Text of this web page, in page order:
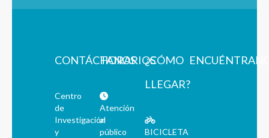
CONTÁCTANOS
Centro
de
Investigación
y
HORARIOS
Atención
al
público
¿CÓMO
LLEGAR?
BICICLETA